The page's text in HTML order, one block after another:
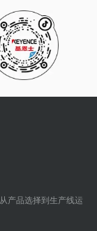
产品选择到生产线运